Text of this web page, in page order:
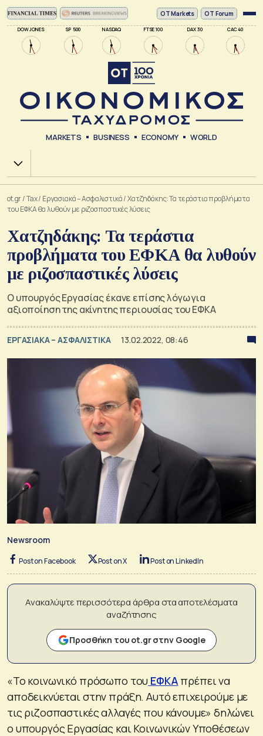
DOW JONES SP 500 NASDAQ FTSE 100 DAX 30 CAC 40
ΟΤ Markets OT Forum
MARKETS BUSINESS ECONOMY WORLD
Χ.Α.
ot.gr/Tax/ Εργασιακά – Ασφαλιστικά/Χατζηδάκης: Τα τεράστια προβλήματα
του ΕΦΚΑ θα λυθούν με ριζοσπαστικές λύσεις
Χατζηδάκης: Τα τεράστια
προβλήματα του ΕΦΚΑ θα λυθούν
με ριζοσπαστικές λύσεις
Ο υπουργός Εργασίας έκανε επίσης λόγω για
αξιοποίηση της ακίνητης περιουσίας του ΕΦΚΑ
ΕΡΓΑΣΙΑΚΑ – ΑΣΦΑΛΙΣΤΙΚΑ 13.02.2022, 08:46
Newsroom
Post on Facebook Post on X Post on LinkedIn
Ανακαλύψτε περισσότερα άρθρα στα αποτελέσματα
αναζήτησης
Προσθήκη του ot.gr στην Google
«Το κοινωνικό πρόσωπο του ΕΦΚΑ πρέπει να
αποδεικνύεται στην πράξη. Αυτό επιχειρούμε με
τις ριζοσπαστικές αλλαγές που κάνουμε» δηλώνει
ο υπουργός Εργασίας και Κοινωνικών Υποθέσεων